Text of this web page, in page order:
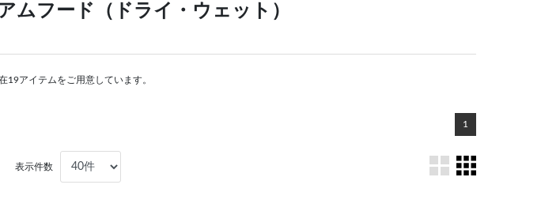
ムフード（ドライ・ウェット）
19アイテムをご用意しています。
1
表示件数